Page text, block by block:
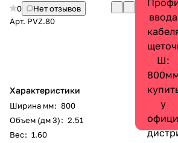
0
Нет отзывов
Арт. PVZ.80
Характеристики
Ширина мм: 800
Объем (дм 3): 2.51
Вес: 1.60